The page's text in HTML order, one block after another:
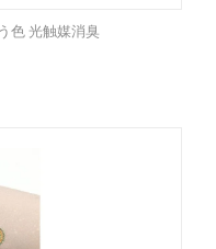
色 光触媒消臭